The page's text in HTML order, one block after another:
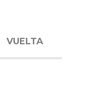
VUELTA